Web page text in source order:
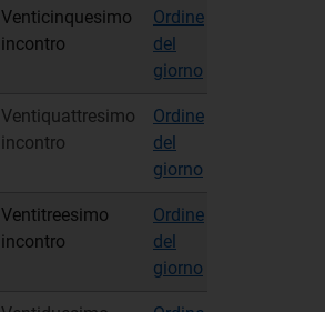
Venticinquesimo
incontro
Ordine
del
giorno
Ventiquattresimo
incontro
Ordine
del
giorno
Ventitreesimo
incontro
Ordine
del
giorno